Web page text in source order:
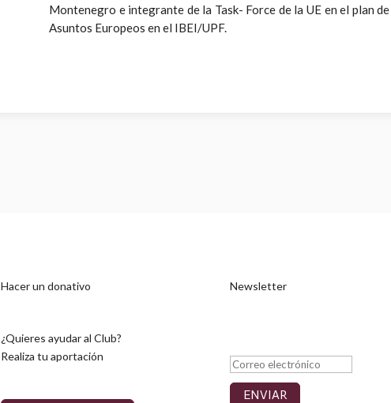
Montenegro e integrante de la Task- Force de la UE en el plan
Asuntos Europeos en el IBEI/UPF.
Hacer un donativo
¿Quieres ayudar al Club?
Realiza tu aportación
Newsletter
ENVIAR